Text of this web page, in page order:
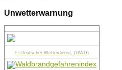
Unwetterwarnung
© Deutscher Wetterdienst, (DWD)